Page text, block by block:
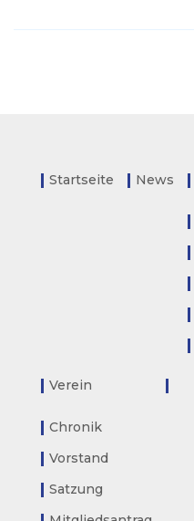
Startseite News
Verein
Chronik
Vorstand
Satzung